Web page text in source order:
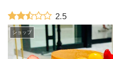
2.5
ショップ